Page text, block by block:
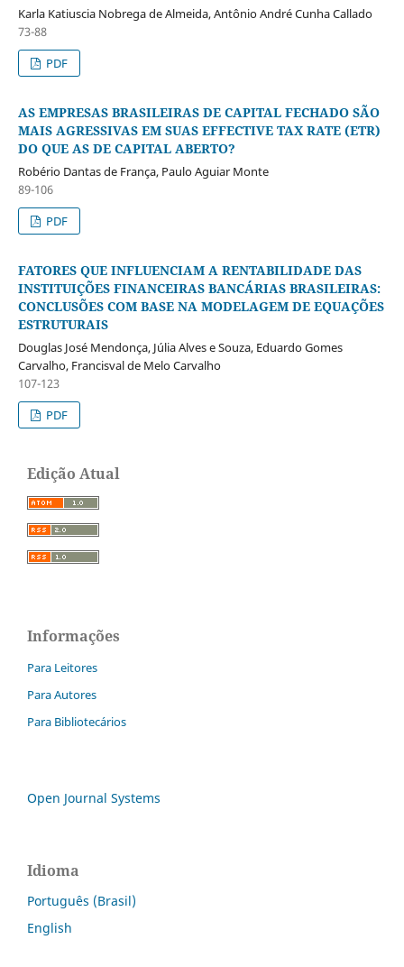
Karla Katiuscia Nobrega de Almeida, Antônio André Cunha Callado
73-88
PDF
AS EMPRESAS BRASILEIRAS DE CAPITAL FECHADO SÃO
MAIS AGRESSIVAS EM SUAS EFFECTIVE TAX RATE (ETR)
DO QUE AS DE CAPITAL ABERTO?
Robério Dantas de França, Paulo Aguiar Monte
89-106
PDF
FATORES QUE INFLUENCIAM A RENTABILIDADE DAS
INSTITUIÇÕES FINANCEIRAS BANCÁRIAS BRASILEIRAS:
CONCLUSÕES COM BASE NA MODELAGEM DE EQUAÇÕES
ESTRUTURAIS
Douglas José Mendonça, Júlia Alves e Souza, Eduardo Gomes
Carvalho, Francisval de Melo Carvalho
107-123
PDF
Edição Atual
Informações
Para Leitores
Para Autores
Para Bibliotecários
Open Journal Systems
Idioma
Português (Brasil)
English